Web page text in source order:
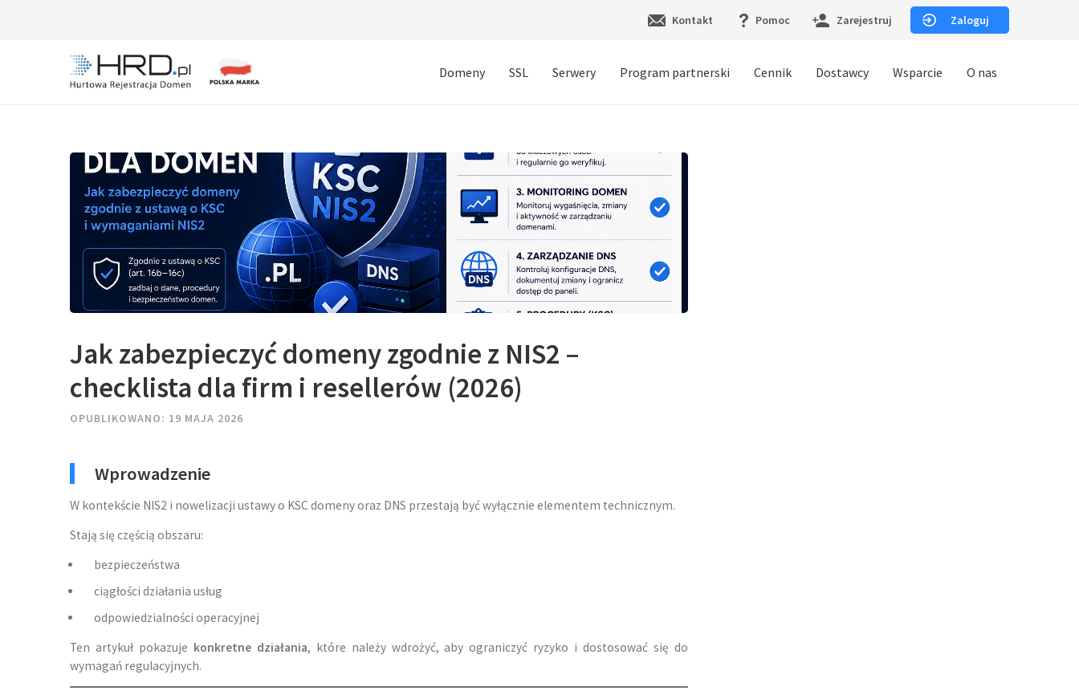
Kontakt Pomoc Zarejestruj Zaloguj
HRD.pl – Hurtowa Rejestracja Domen Domeny SSL Serwery Program partnerski Cennik Dostawcy Wsparcie O nas
Jak zabezpieczyć domeny zgodnie z NIS2 –
checklista dla firm i resellerów (2026)
OPUBLIKOWANO: 19 MAJA 2026
Wprowadzenie
W kontekście NIS2 i nowelizacji ustawy o KSC domeny oraz DNS przestają być wyłącznie elementem technicznym.
Stają się częścią obszaru:
bezpieczeństwa
ciągłości działania usług
odpowiedzialności operacyjnej
Ten artykuł pokazuje konkretne działania, które należy wdrożyć, aby ograniczyć ryzyko i dostosować się do
wymagań regulacyjnych.